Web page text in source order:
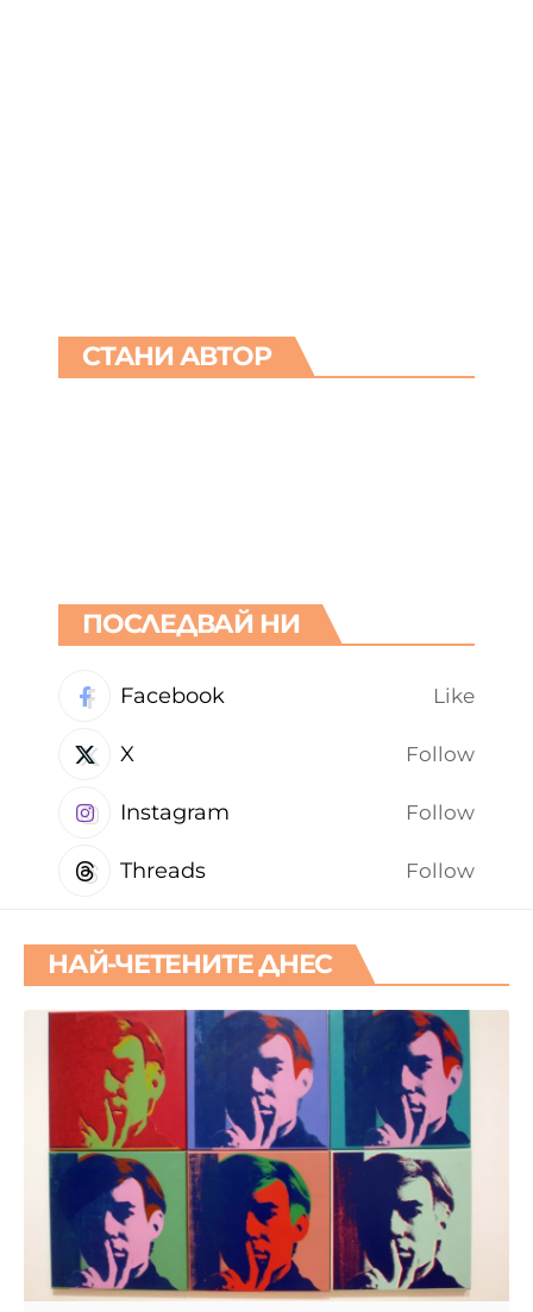
СТАНИ АВТОР
ПОСЛЕДВАЙ НИ
Facebook Like
X Follow
Instagram Follow
Threads Follow
НАЙ-ЧЕТЕНИТЕ ДНЕС